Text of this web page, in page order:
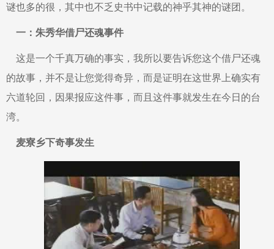
谜也多的很，其中也不乏史书中记载的神乎其神的谜团。
一：朱秀华借尸还魂事件
这是一个千真万确的事实，我所以要告诉您这个借尸还魂
的故事，并不是让您觉得奇异，而是证明在这世界上确实有
六道轮回，因果报应这件事，而且这件事就发生在今日的台
湾。
麦寮乡下奇事发生